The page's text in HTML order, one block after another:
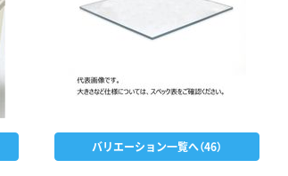
バリエーション一覧へ（46）